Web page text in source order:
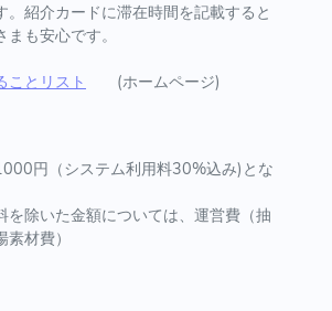
紹介カードに滞在時間を記載すると
も安心です。
とリスト (ホームページ)
円（システム利用料30%込み)とな
除いた金額については、運営費（抽
材費）